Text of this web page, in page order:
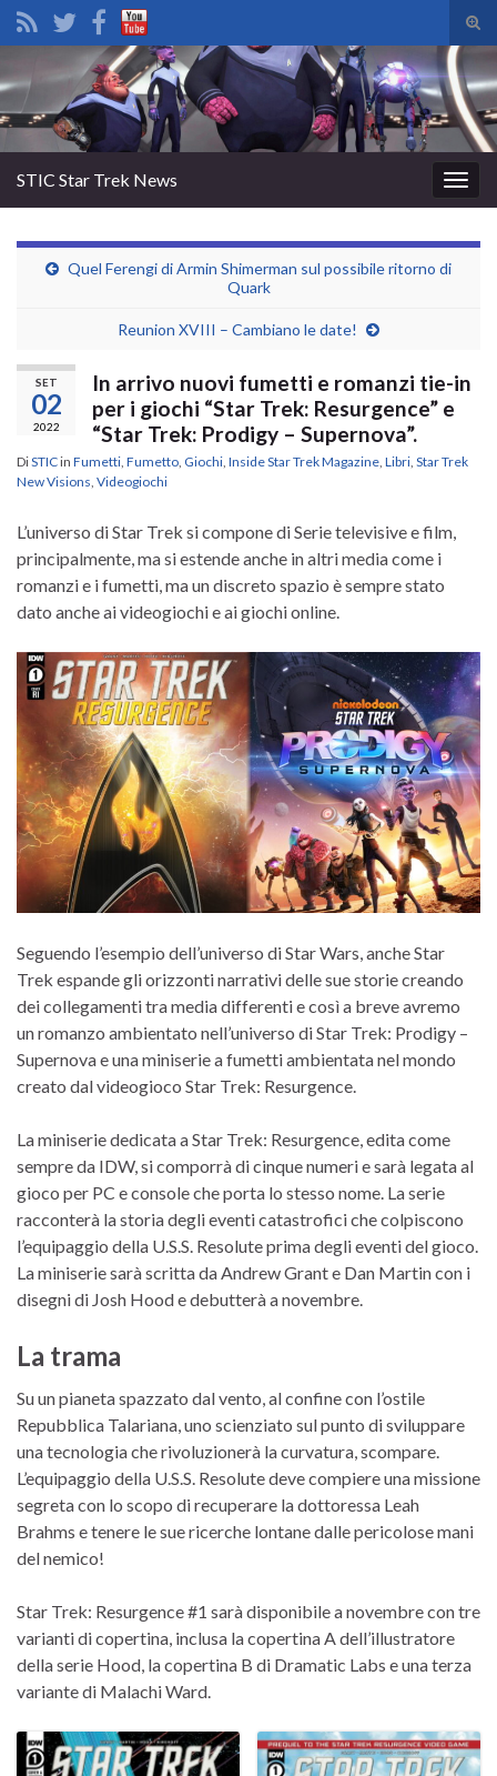
il
di
Search for:
la
STIC Star Trek News
Quel Ferengi di Armin Shimerman sul possibile ritorno di
Quark
Reunion XVIII – Cambiano le date!
SET
02
2022
In arrivo nuovi fumetti e romanzi tie-in
per i giochi “Star Trek: Resurgence” e
“Star Trek: Prodigy – Supernova”.
DiSTICin Fumetti Fumetto Giochi Inside Star Trek Magazine Libri Star Trek
New Visions Videogiochi
L’universo di Star Trek si compone di Serie televisive e film,
principalmente, ma si estende anche in altri media come i
romanzi e i fumetti, ma un discreto spazio è sempre stato
dato anche ai videogiochi e ai giochi online.
Seguendo l’esempio dell’universo di Star Wars, anche Star
Trek espande gli orizzonti narrativi delle sue storie creando
dei collegamenti tra media differenti e così a breve avremo
un romanzo ambientato nell’universo di Star Trek: Prodigy –
Supernova e una miniserie a fumetti ambientata nel mondo
creato dal videogioco Star Trek: Resurgence.
La miniserie dedicata a Star Trek: Resurgence, edita come
sempre da IDW, si comporrà di cinque numeri e sarà legata al
gioco per PC e console che porta lo stesso nome. La serie
racconterà la storia degli eventi catastrofici che colpiscono
l’equipaggio della U.S.S. Resolute prima degli eventi del gioco.
La miniserie sarà scritta da Andrew Grant e Dan Martin con i
disegni di Josh Hood e debutterà a novembre.
La trama
Su un pianeta spazzato dal vento, al confine con l’ostile
Repubblica Talariana, uno scienziato sul punto di sviluppare
una tecnologia che rivoluzionerà la curvatura, scompare.
L’equipaggio della U.S.S. Resolute deve compiere una missione
segreta con lo scopo di recuperare la dottoressa Leah
Brahms e tenere le sue ricerche lontane dalle pericolose mani
del nemico!
Star Trek: Resurgence #1 sarà disponibile a novembre con tre
varianti di copertina, inclusa la copertina A dell’illustratore
della serie Hood, la copertina B di Dramatic Labs e una terza
variante di Malachi Ward.